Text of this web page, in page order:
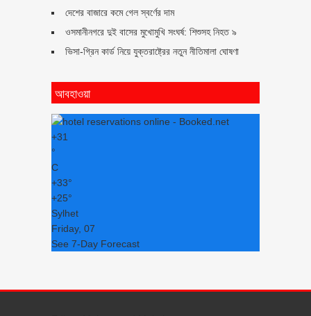
দেশের বাজারে কমে গেল স্বর্ণের দাম
ওসমানীনগরে দুই বাসের মুখোমুখি সংঘর্ষ: শিশুসহ নিহত ৯
ভিসা-গ্রিন কার্ড নিয়ে যুক্তরাষ্ট্রের নতুন নীতিমালা ঘোষণা
আবহাওয়া
+31
°
C
+33°
+25°
Sylhet
Friday, 07
See 7-Day Forecast